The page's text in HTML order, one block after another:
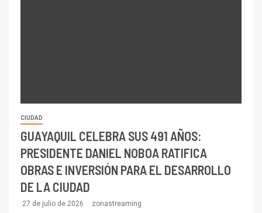
CIUDAD
GUAYAQUIL CELEBRA SUS 491 AÑOS:
PRESIDENTE DANIEL NOBOA RATIFICA
OBRAS E INVERSIÓN PARA EL DESARROLLO
DE LA CIUDAD
27 de julio de 2026 zonastreaming